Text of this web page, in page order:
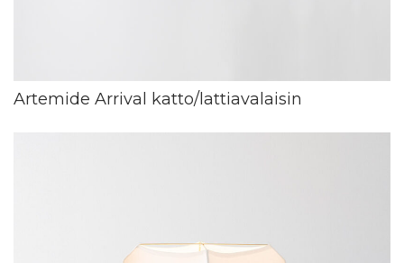
Artemide Arrival katto/lattiavalaisin